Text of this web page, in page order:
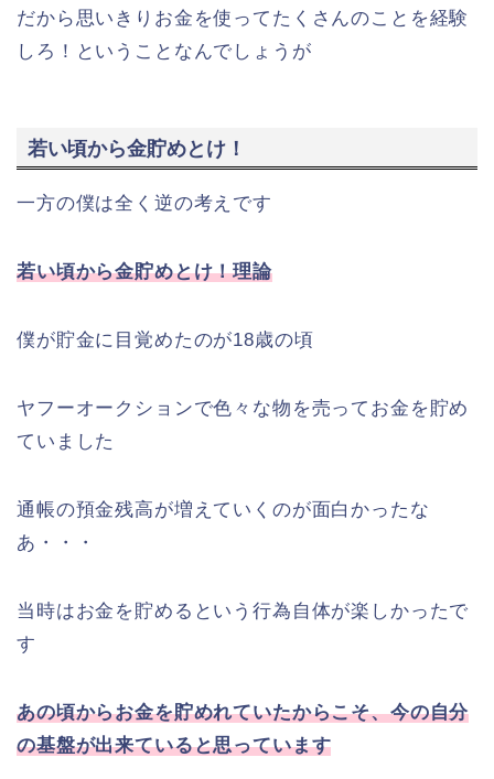
だから思いきりお金を使ってたくさんのことを経験
しろ！ということなんでしょうが
若い頃から金貯めとけ！
一方の僕は全く逆の考えです
若い頃から金貯めとけ！理論
僕が貯金に目覚めたのが18歳の頃
ヤフーオークションで色々な物を売ってお金を貯め
ていました
通帳の預金残高が増えていくのが面白かったな
あ・・・
当時はお金を貯めるという行為自体が楽しかったで
す
あの頃からお金を貯めれていたからこそ、今の自分
の基盤が出来ていると思っています